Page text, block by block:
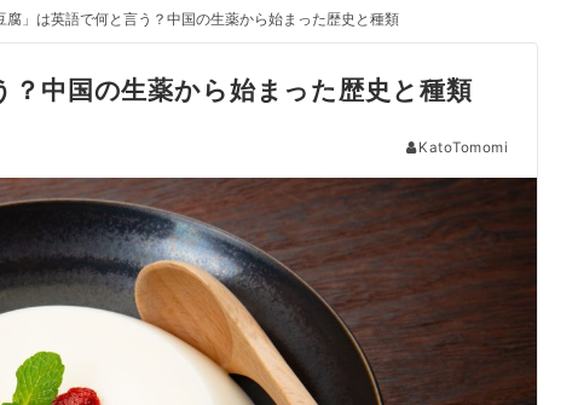
腐」は英語で何と言う？中国の生薬から始まった歴史と種類
？中国の生薬から始まった歴史と種類
KatoTomomi